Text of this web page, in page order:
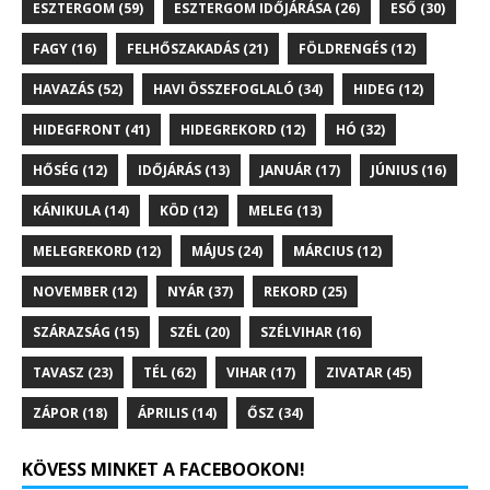
ESZTERGOM (59) ESZTERGOM IDŐJÁRÁSA(26) ESŐ (30)
FAGY (16) FELHŐSZAKADÁS (21) FÖLDRENGÉS (12)
HAVAZÁS (52) HAVI ÖSSZEFOGLALÓ (34) HIDEG (12)
HIDEGFRONT (41) HIDEGREKORD (12) HÓ (32)
HŐSÉG (12) IDŐJÁRÁS (13) JANUÁR (17) JÚNIUS (16)
KÁNIKULA(14) KÖD (12) MELEG (13)
MELEGREKORD (12) MÁJUS (24) MÁRCIUS (12)
NOVEMBER (12) NYÁR (37) REKORD (25)
SZÁRAZSÁG (15) SZÉL (20) SZÉLVIHAR (16)
TAVASZ (23) TÉL (62) VIHAR (17) ZIVATAR (45)
ZÁPOR (18) ÁPRILIS (14) ŐSZ (34)
KÖVESS MINKET A FACEBOOKON!